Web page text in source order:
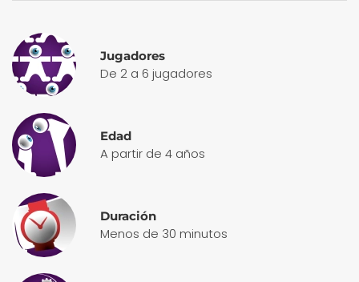
Jugadores
De 2 a 6 jugadores
Edad
A partir de 4 años
Duración
Menos de 30 minutos